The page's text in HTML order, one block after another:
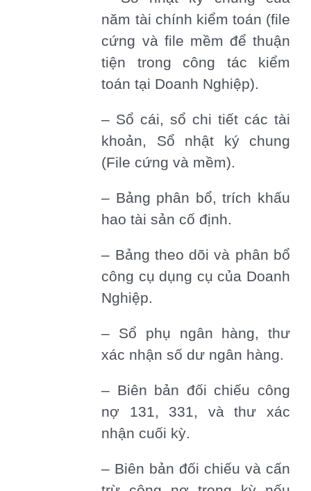
năm tài chính kiểm toán (file
cứng và file mềm để thuận
tiện trong công tác kiểm
toán tại Doanh Nghiệp).
– Sổ cái, sổ chi tiết các tài
khoản, Sổ nhật ký chung
(File cứng và mềm).
– Bảng phân bổ, trích khấu
hao tài sản cố định.
– Bảng theo dõi và phân bổ
công cụ dụng cụ của Doanh
Nghiệp.
– Sổ phụ ngân hàng, thư
xác nhận số dư ngân hàng.
– Biên bản đối chiếu công
nợ 131, 331, và thư xác
nhận cuối kỳ.
– Biên bản đối chiếu và cấn